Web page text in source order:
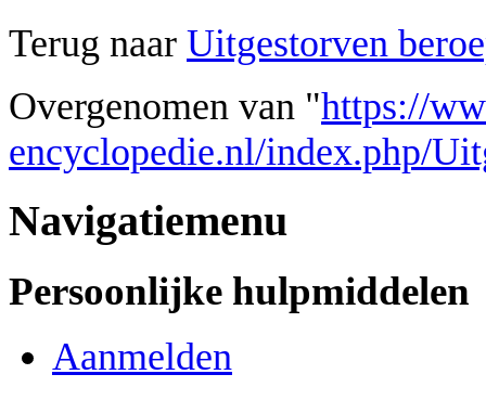
Terug naar Uitgestorven
Overgenomen van "https://
encyclopedie.nl/index.php/
Navigatiemenu
Persoonlijke hulpmiddelen
Aanmelden